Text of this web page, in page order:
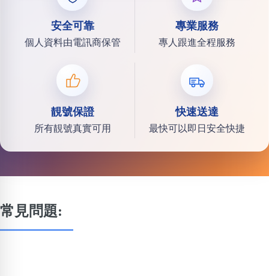
安全可靠
個人資料由電訊商保管
專業服務
專人跟進全程服務
靚號保證
所有靚號真實可用
快速送達
最快可以即日安全快捷
常見問題: